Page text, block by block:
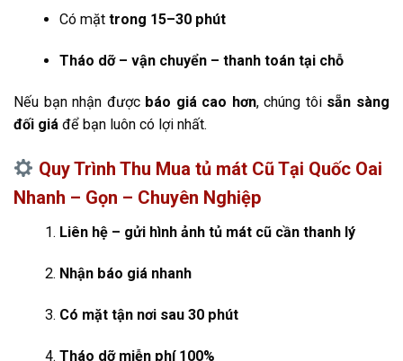
Có mặt trong 15–30 phút
Tháo dỡ – vận chuyển – thanh toán tại chỗ
Nếu bạn nhận được báo giá cao hơn, chúng tôi sẵn sàng
đối giá để bạn luôn có lợi nhất.
Quy Trình Thu Mua tủ mát Cũ Tại Quốc Oai
Nhanh – Gọn – Chuyên Nghiệp
Liên hệ – gửi hình ảnh tủ mát cũ cần thanh lý
Nhận báo giá nhanh
Có mặt tận nơi sau 30 phút
Tháo dỡ miễn phí 100%